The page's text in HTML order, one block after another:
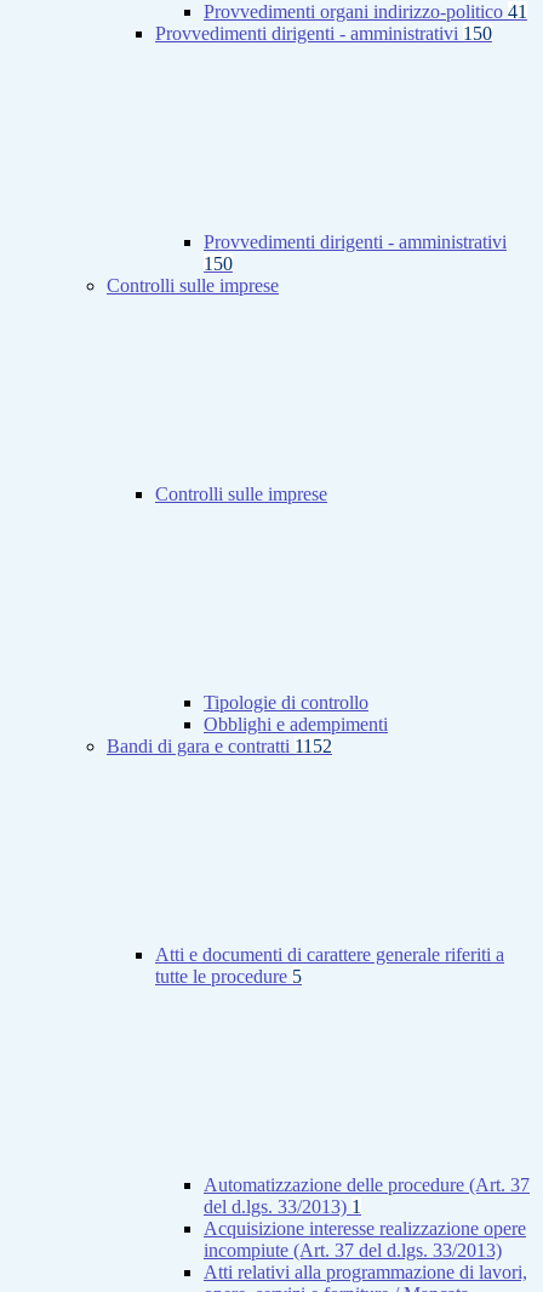
Provvedimenti organi indirizzo-politico 41
Provvedimenti dirigenti - amministrativi 150
Provvedimenti dirigenti - amministrativi
150
Controlli sulle imprese
Controlli sulle imprese
Tipologie di controllo
Obblighi e adempimenti
Bandi di gara e contratti 1152
Atti e documenti di carattere generale riferiti a
tutte le procedure 5
Automatizzazione delle procedure (Art. 37
del d.lgs. 33/2013) 1
Acquisizione interesse realizzazione opere
incompiute (Art. 37 del d.lgs. 33/2013)
Atti relativi alla programmazione di lavori,